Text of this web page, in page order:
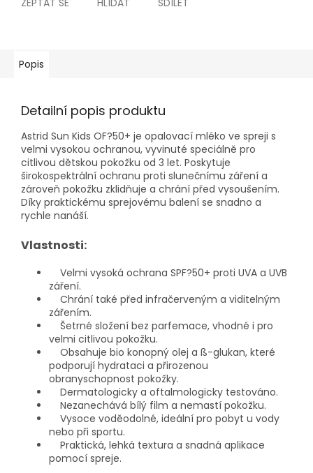
Popis
Detailní popis produktu
Astrid Sun Kids OF?50+ je opalovací mléko ve spreji s
velmi vysokou ochranou, vyvinuté speciálně pro
citlivou dětskou pokožku od 3 let. Poskytuje
širokospektrální ochranu proti slunečnímu záření a
zároveň pokožku zklidňuje a chrání před vysoušením.
Díky praktickému sprejovému balení se snadno a
rychle nanáší.
Vlastnosti:
Velmi vysoká ochrana SPF?50+ proti UVA a UVB
záření.
Chrání také před infračerveným a viditelným
zářením.
Šetrné složení bez parfemace, vhodné i pro
velmi citlivou pokožku.
Obsahuje bio konopný olej a ß-glukan, které
podporují hydrataci a přirozenou
obranyschopnost pokožky.
Dermatologicky a oftalmologicky testováno.
Nezanechává bílý film a nemastí pokožku.
Vysoce voděodolné, ideální pro pobyt u vody
nebo při sportu.
Praktická, lehká textura a snadná aplikace
pomocí spreje.